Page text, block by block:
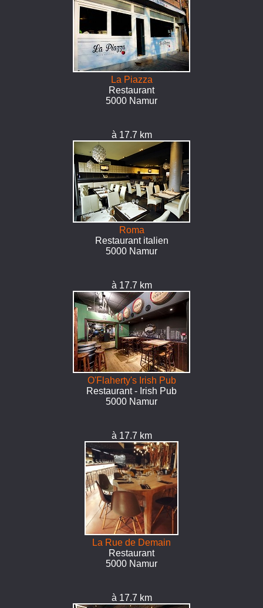
La Piazza
Restaurant
5000 Namur
à 17.7 km
Roma
Restaurant italien
5000 Namur
à 17.7 km
O'Flaherty's Irish Pub
Restaurant - Irish Pub
5000 Namur
à 17.7 km
La Rue de Demain
Restaurant
5000 Namur
à 17.7 km